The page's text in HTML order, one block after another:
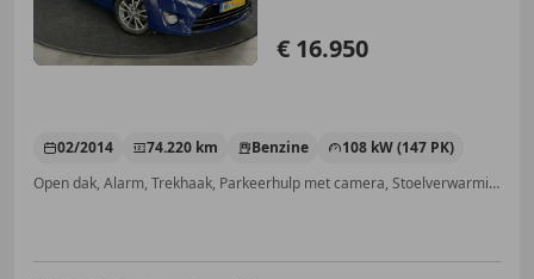
€ 16.950
02/2014 74.220 km Benzine
108 kW (147 PK)
Open dak, Alarm, Trekhaak, Parkeerhulp met camera, Stoelverwarming, Navigatiesysteem, Startonderbreker, Centrale deurvergrendeling met afstandsbediening